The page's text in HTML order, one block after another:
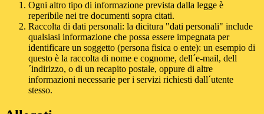
Ogni altro tipo di informazione prevista dalla legge è
reperibile nei tre documenti sopra citati.
Raccolta di dati personali: la dicitura "dati personali" include
qualsiasi informazione che possa essere impegnata per
identificare un soggetto (persona fisica o ente): un esempio di
questo è la raccolta di nome e cognome, dell´e-mail, dell
´indirizzo, o di un recapito postale, oppure di altre
informazioni necessarie per i servizi richiesti dall´utente
stesso.